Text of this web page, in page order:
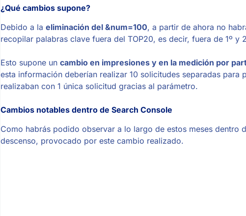
¿Qué cambios supone?
Debido a la eliminación del &num=100, a partir de ahora no
recopilar palabras clave fuera del TOP20, es decir, fuera de 1º y
Esto supone un cambio en impresiones y en la medición por
esta información deberían realizar 10 solicitudes separadas
realizaban con 1 única solicitud gracias al parámetro.
Cambios notables dentro de Search Console
Como habrás podido observar a lo largo de estos meses dentro
descenso, provocado por este cambio realizado.